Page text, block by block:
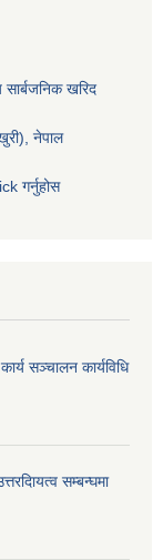
सार्बजनिक खरिद
नेपाल
गर्नुहोस
सञ्चालन कार्यविधि
सम्बन्घमा